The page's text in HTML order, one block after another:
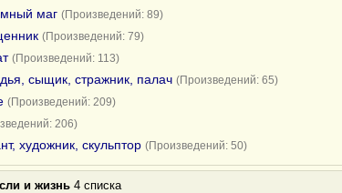
маг (Произведений: 89)
(Произведений: 79)
(Произведений: 113)
сыщик, стражник, палач (Произведений: 65)
(Произведений: 209)
206)
художник, скульптор (Произведений: 50)
и жизнь 4 списка